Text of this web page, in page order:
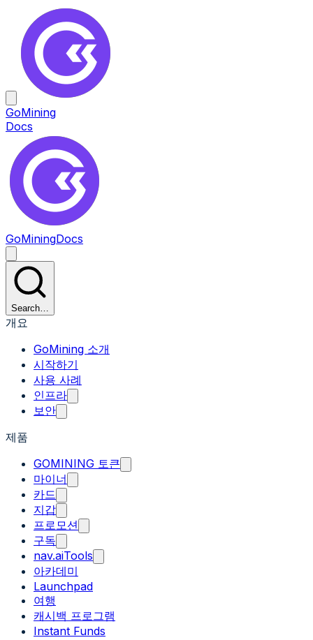
GoMining
Docs
GoMiningDocs
Search…
개요
GoMining 소개
시작하기
사용 사례
인프라
보안
제품
GOMINING 토큰
마이너
카드
지갑
프로모션
구독
nav.aiTools
아카데미
Launchpad
여행
캐시백 프로그램
Instant Funds